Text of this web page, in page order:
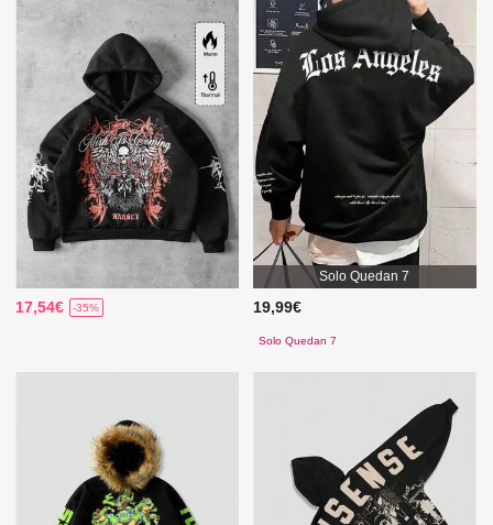
17,54€ -35%
Solo Quedan 7
19,99€
Solo Quedan 7